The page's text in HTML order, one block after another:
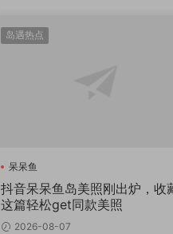
岛遇热点
呆呆鱼
抖音呆呆鱼岛美照刚出炉，收
这篇轻松get同款美照
2026-08-07